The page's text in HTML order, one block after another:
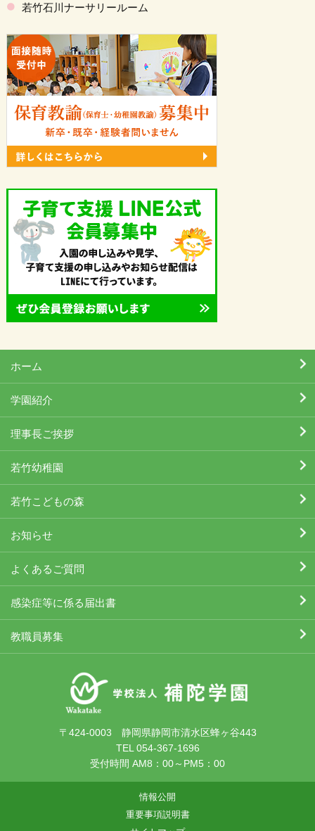
若竹石川ナーサリールーム
ホーム
学園紹介
理事長ご挨拶
若竹幼稚園
若竹こどもの森
お知らせ
よくあるご質問
感染症等に係る届出書
教職員募集
〒424-0003 静岡県静岡市清水区蜂ヶ谷443
TEL 054-367-1696
受付時間 AM8：00～PM5：00
情報公開
重要事項説明書